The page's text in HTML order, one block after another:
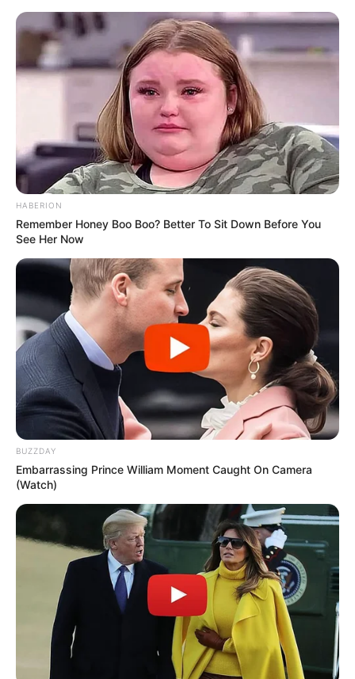
HABERION
Remember Honey Boo Boo? Better To Sit Down Before You
See Her Now
BUZZDAY
Embarrassing Prince William Moment Caught On Camera
(Watch)